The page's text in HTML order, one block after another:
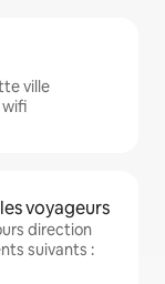
ville
voyageurs
direction
suivants :